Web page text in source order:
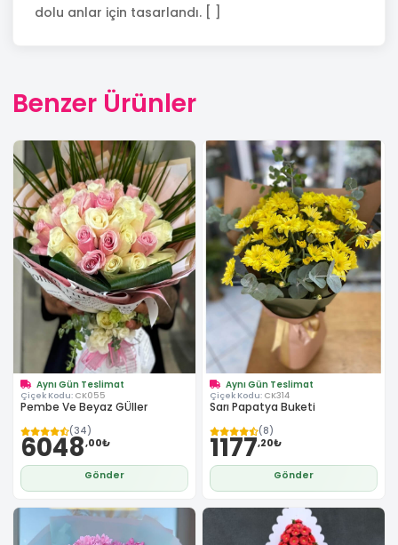
dolu anlar için tasarlandı. [ ]
Benzer Ürünler
Aynı Gün Teslimat
Çiçek Kodu: CK055
Pembe Ve Beyaz GÜller
(34)
6048,00₺
Gönder
Aynı Gün Teslimat
Çiçek Kodu: CK314
Sarı Papatya Buketi
(8)
1177,20₺
Gönder